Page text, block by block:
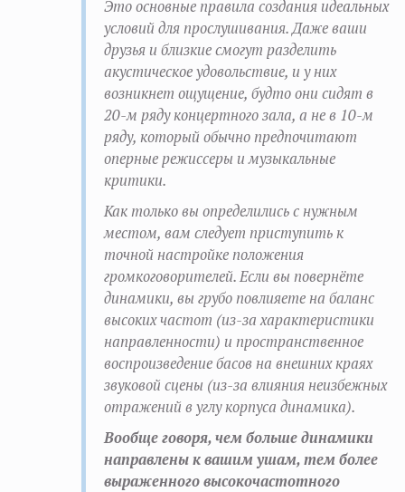
Это основные правила создания идеальных
условий для прослушивания. Даже ваши
друзья и близкие смогут разделить
акустическое удовольствие, и у них
возникнет ощущение, будто они сидят в
20-м ряду концертного зала, а не в 10-м
ряду, который обычно предпочитают
оперные режиссеры и музыкальные
критики.
Как только вы определились с нужным
местом, вам следует приступить к
точной настройке положения
громкоговорителей. Если вы повернёте
динамики, вы грубо повлияете на баланс
высоких частот (из-за характеристики
направленности) и пространственное
воспроизведение басов на внешних краях
звуковой сцены (из-за влияния неизбежных
отражений в углу корпуса динамика).
Вообще говоря, чем больше динамики
направлены к вашим ушам, тем более
выраженного высокочастотного